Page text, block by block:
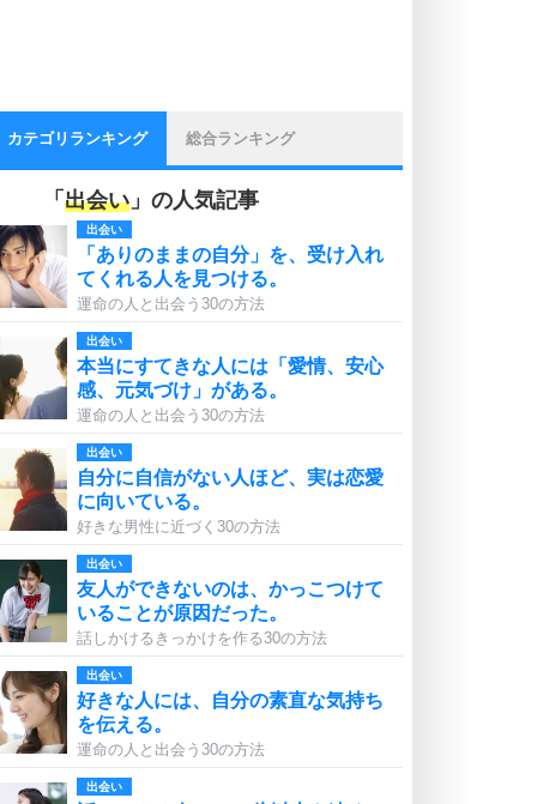
カテゴリランキング 総合ランキング
「 出会い 」の人気記事
出会い
「ありのままの自分」を、受け入れ
てくれる人を見つける。
運命の人と出会う30の方法
出会い
本当にすてきな人には「愛情、安心
感、元気づけ」がある。
運命の人と出会う30の方法
出会い
自分に自信がない人ほど、実は恋愛
に向いている。
好きな男性に近づく30の方法
出会い
友人ができないのは、かっこつけて
いることが原因だった。
話しかけるきっかけを作る30の方法
出会い
好きな人には、自分の素直な気持ち
を伝える。
運命の人と出会う30の方法
出会い